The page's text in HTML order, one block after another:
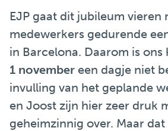
EJP gaat dit jubileum vieren
medewerkers gedurende
in Barcelona. Daarom is ons
1 november een dagje niet
invulling van het geplande
en Joost zijn hier zeer druk
geheimzinnig over. Maar dat